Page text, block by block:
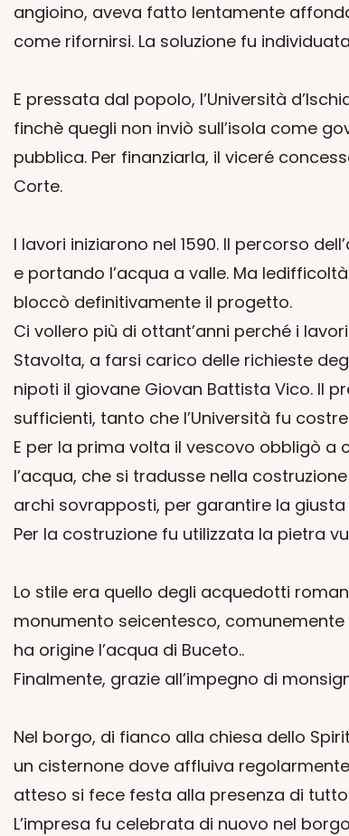
angioino, aveva fatto lentamente
come rifornirsi. La soluzione fu
E pressata dal popolo, l’Università
finchè quegli non inviò sull’isola come
pubblica. Per finanziarla, il viceré
Corte.
I lavori iniziarono nel 1590. Il percorso
e portando l’acqua a valle. Ma
bloccò definitivamente il progetto.
Ci vollero più di ottant’anni perché i
Stavolta, a farsi carico delle richieste
nipoti il giovane Giovan Battista Vico. Il
sufficienti, tanto che l’Università fu
E per la prima volta il vescovo obbligò a
l’acqua, che si tradusse nella
archi sovrapposti, per garantire la
Per la costruzione fu utilizzata la pietra
Lo stile era quello degli acquedotti
monumento seicentesco,
ha origine l’acqua di Buceto..
Finalmente, grazie all’impegno di
Nel borgo, di fianco alla chiesa dello
un cisternone dove affluiva
atteso si fece festa alla presenza di
L’impresa fu celebrata di nuovo nel